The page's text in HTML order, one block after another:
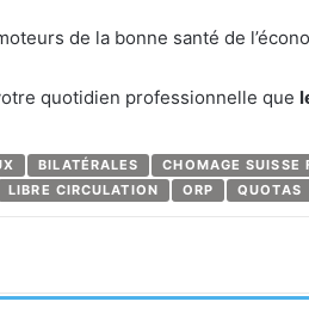
de la bonne santé de
quotidien professionnelle que
BILATÉRALES CHOMAGE SUISSE
LIBRE CIRCULATION ORP QUOTAS